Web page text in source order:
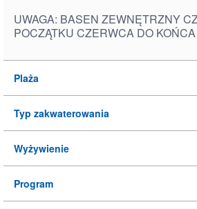
UWAGA: BASEN ZEWNĘTRZNY
POCZĄTKU CZERWCA DO
Plaża
Typ zakwaterowania
Wyżywienie
Program